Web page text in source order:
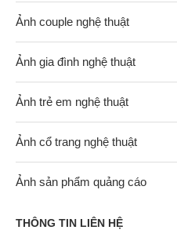
Ảnh couple nghệ thuật
Ảnh gia đình nghệ thuật
Ảnh trẻ em nghệ thuật
Ảnh cổ trang nghệ thuật
Ảnh sản phẩm quảng cáo
THÔNG TIN LIÊN HỆ